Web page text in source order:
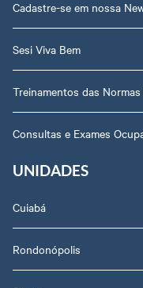
Cadastre-se em nossa
Sesi Viva Bem
Treinamentos das
Consultas e Exames
UNIDADES
Cuiabá
Rondonópolis